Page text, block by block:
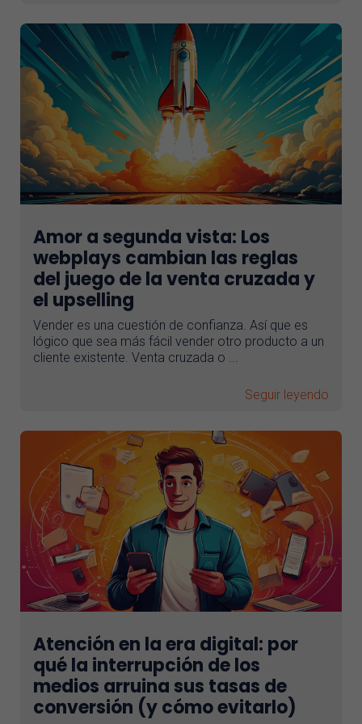
Amor a segunda vista: Los
webplays cambian las reglas
del juego de la venta cruzada y
el upselling
Vender es una cuestión de confianza. Así que es
lógico que sea más fácil vender otro producto a un
cliente existente. Venta cruzada o ...
Seguir leyendo
Atención en la era digital: por
qué la interrupción de los
medios arruina sus tasas de
conversión (y cómo evitarlo)